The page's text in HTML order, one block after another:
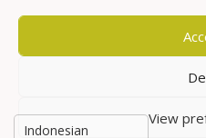
View
Hak Cipta © Newkarma
Indeks Berita